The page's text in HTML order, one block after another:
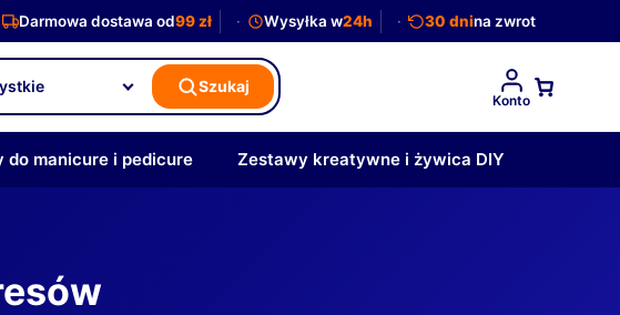
Darmowa dostawa od99 zł Wysyłka w24h 30 dnina zwrot
Szukaj
Konto
do manicure i pedicure Zestawy kreatywne i żywica DIY